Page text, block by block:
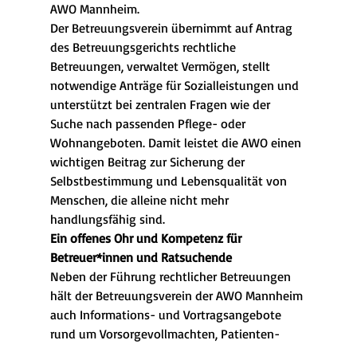
AWO Mannheim.
Der Betreuungsverein übernimmt auf Antrag
des Betreuungsgerichts rechtliche
Betreuungen, verwaltet Vermögen, stellt
notwendige Anträge für Sozialleistungen und
unterstützt bei zentralen Fragen wie der
Suche nach passenden Pflege- oder
Wohnangeboten. Damit leistet die AWO einen
wichtigen Beitrag zur Sicherung der
Selbstbestimmung und Lebensqualität von
Menschen, die alleine nicht mehr
handlungsfähig sind.
Ein offenes Ohr und Kompetenz für
Betreuer*innen und Ratsuchende
Neben der Führung rechtlicher Betreuungen
hält der Betreuungsverein der AWO Mannheim
auch Informations- und Vortragsangebote
rund um Vorsorgevollmachten, Patienten-